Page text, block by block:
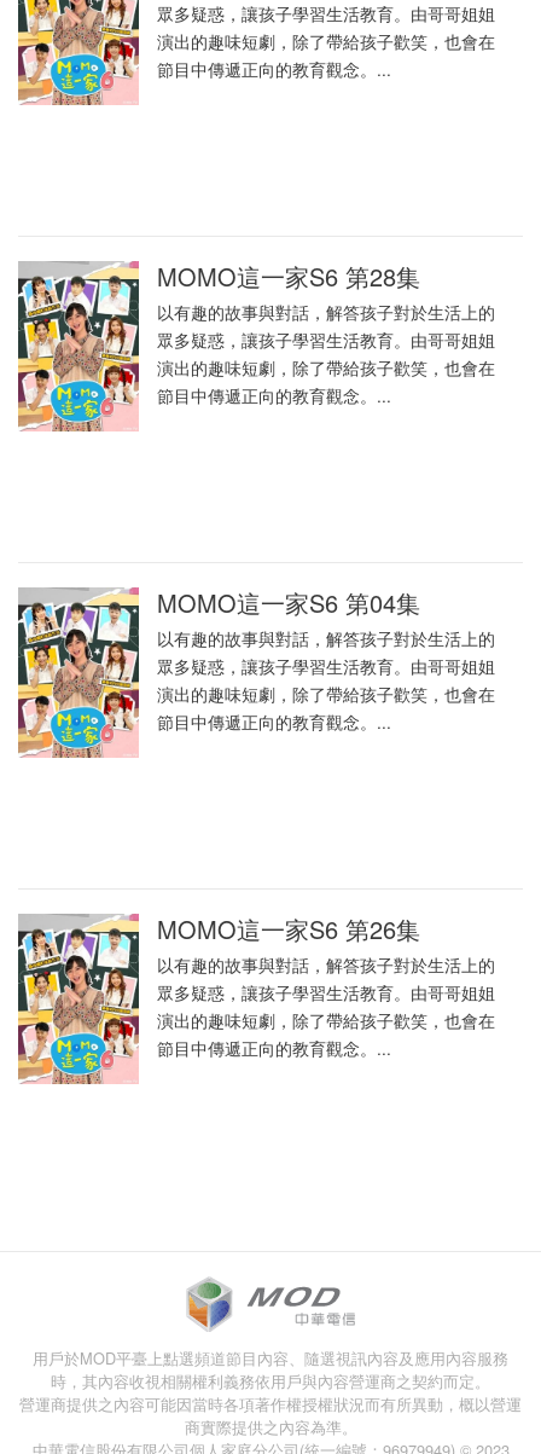
眾多疑惑，讓孩子學習生活教育。由哥哥姐姐
演出的趣味短劇，除了帶給孩子歡笑，也會在
節目中傳遞正向的教育觀念。...
MOMO這一家S6 第28集
以有趣的故事與對話，解答孩子對於生活上的
眾多疑惑，讓孩子學習生活教育。由哥哥姐姐
演出的趣味短劇，除了帶給孩子歡笑，也會在
節目中傳遞正向的教育觀念。...
MOMO這一家S6 第04集
以有趣的故事與對話，解答孩子對於生活上的
眾多疑惑，讓孩子學習生活教育。由哥哥姐姐
演出的趣味短劇，除了帶給孩子歡笑，也會在
節目中傳遞正向的教育觀念。...
MOMO這一家S6 第26集
以有趣的故事與對話，解答孩子對於生活上的
眾多疑惑，讓孩子學習生活教育。由哥哥姐姐
演出的趣味短劇，除了帶給孩子歡笑，也會在
節目中傳遞正向的教育觀念。...
用戶於MOD平臺上點選頻道節目內容、隨選視訊內容及應用內容服務
時，其內容收視相關權利義務依用戶與內容營運商之契約而定。
營運商提供之內容可能因當時各項著作權授權狀況而有所異動，概以營運
商實際提供之內容為準。
中華電信股份有限公司個人家庭分公司(統一編號：96979949) © 2023